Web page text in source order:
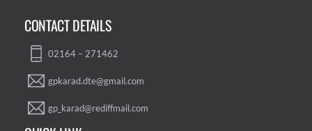
CONTACT DETAILS
02164 – 271462
gpkarad.dte@gmail.com
gp_karad@rediffmail.com